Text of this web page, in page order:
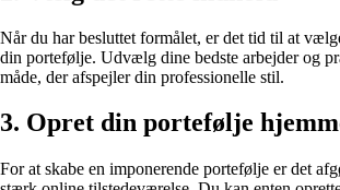
Når du har besluttet formålet, er det tid til at
din portefølje. Udvælg dine bedste arbejder og
måde, der afspejler din professionelle stil.
3. Opret din portefølje
For at skabe en imponerende portefølje er det